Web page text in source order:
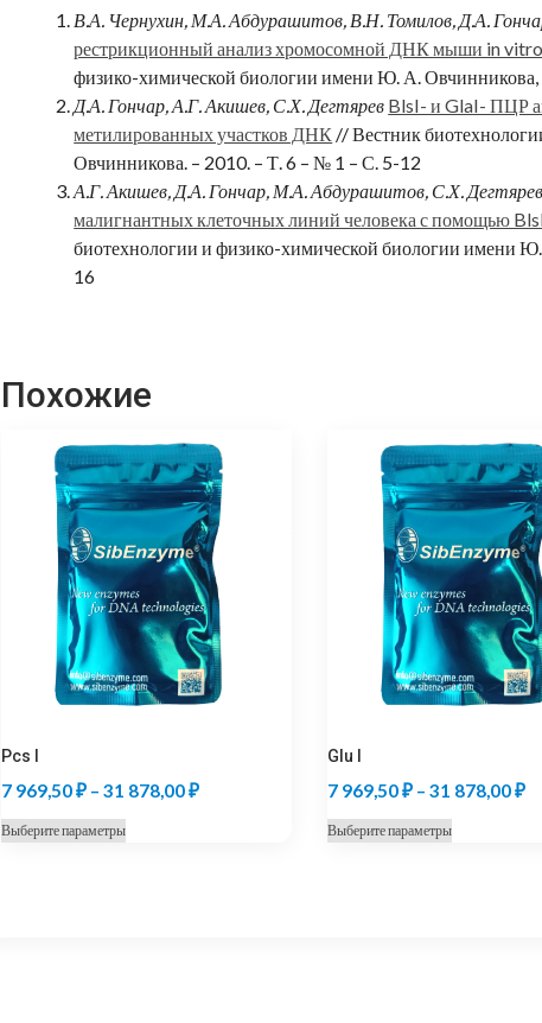
В.А. Чернухин, М.А. Абдурашитов, В.Н. Томилов, Д.А.
рестрикционный анализ хромосомной ДНК мыши in
физико-химической биологии имени Ю. А.
Д.А. Гончар, А.Г. Акишев, С.Х. Дегтярев BlsI- и GlaI- ПЦР
метилированных участков ДНК // Вестник
Овчинникова. – 2010. – Т. 6 – № 1 – С. 5-12
А.Г. Акишев, Д.А. Гончар, М.А. Абдурашитов, С.Х. Дегтярев
малигнантных клеточных линий человека с помощью
биотехнологии и физико-химической биологии имени
16
Похожие
Pcs I
7 969,50₽ – 31 878,00₽Диапазон
Выберите параметрыЭтот
Glu I
7 969,50₽ – 31 878,00₽
Выберите параметрыЭтот